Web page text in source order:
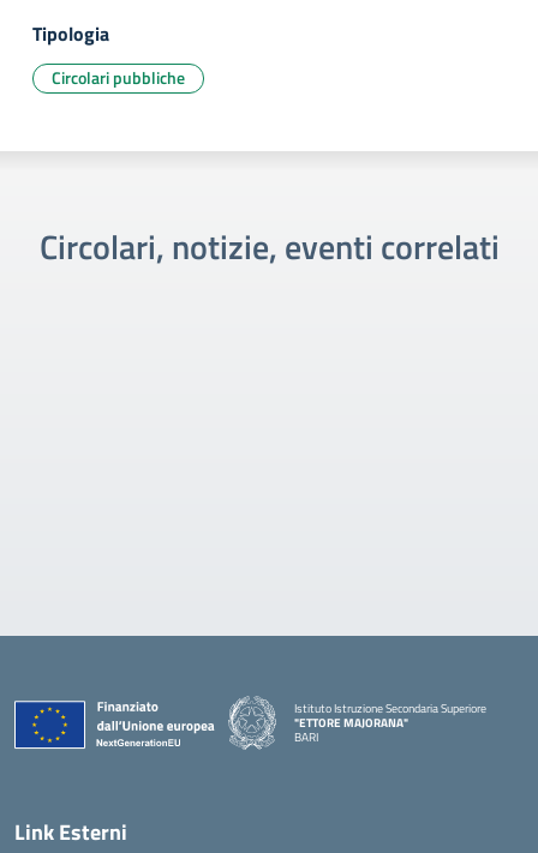
Tipologia
Circolari pubbliche
Circolari, notizie, eventi correlati
Istituto Istruzione Secondaria Superiore
"ETTORE MAJORANA"
BARI
Link Esterni